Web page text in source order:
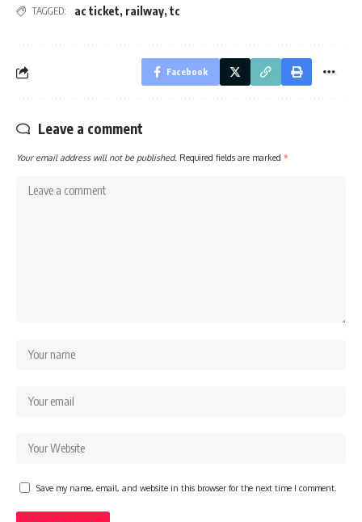
TAGGED: ac ticket, railway, tc
Facebook
Leave a comment
Your email address will not be published. Required fields are marked *
Save my name, email, and website in this browser for the next time I comment.